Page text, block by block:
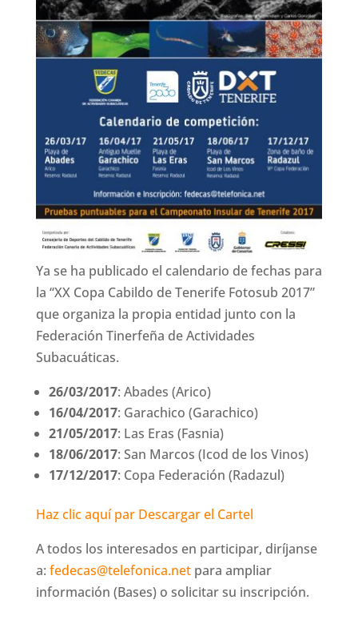
Ya se ha publicado el calendario de fechas para
la “XX Copa Cabildo de Tenerife Fotosub 2017”
que organiza la propia entidad junto con la
Federación Tinerfeña de Actividades
Subacuáticas.
26/03/2017: Abades (Arico)
16/04/2017: Garachico (Garachico)
21/05/2017: Las Eras (Fasnia)
18/06/2017: San Marcos (Icod de los Vinos)
17/12/2017: Copa Federación (Radazul)
Haz clic aquí par Descargar el Cartel
A todos los interesados en participar, diríjanse
a: fedecas@telefonica.netpara ampliar
información (Bases) o solicitar su inscripción.